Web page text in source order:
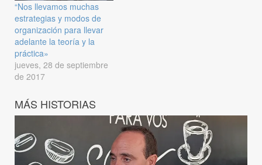
“Nos llevamos muchas
estrategias y modos de
organización para llevar
adelante la teoría y la
práctica»
jueves, 28 de septiembre
de 2017
MÁS HISTORIAS